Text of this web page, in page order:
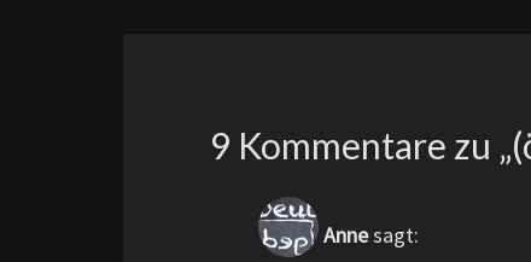
9 Kommentare zu „
Annesagt: